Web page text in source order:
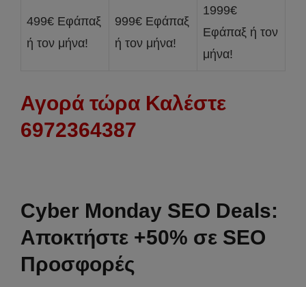
499€ Εφάπαξ
ή τον μήνα!
999€ Εφάπαξ
ή τον μήνα!
1999€
Εφάπαξ ή τον
μήνα!
Αγορά τώρα Καλέστε
6972364387
Cyber Monday SEO Deals:
Αποκτήστε +50% σε SEO
Προσφορές